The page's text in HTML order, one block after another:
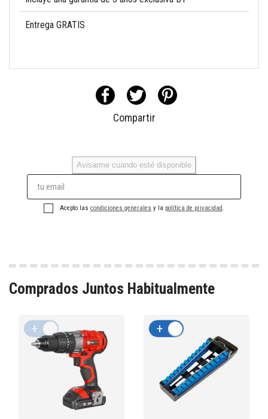
Entrega GRATIS
Compartir
Avisarme cuando esté disponible
Acepto las condiciones generales y la política de privacidad .
Comprados Juntos Habitualmente
+ - +